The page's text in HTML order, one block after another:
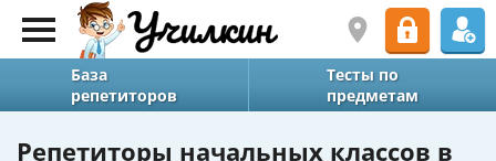
База
репетиторов
Тесты по
предметам
Репетиторы начальных классов в